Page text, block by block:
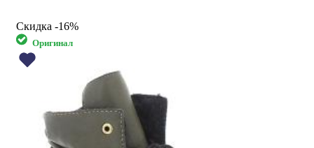
Скидка -16%
Оригинал